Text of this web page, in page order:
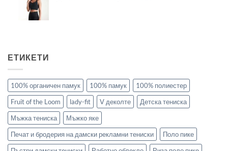
ЕТИКЕТИ
100% органичен памук 100% памук
100% полиестер
Fruit of the Loom
lady-fit V деколте
Детска тениска
Мъжка тениска
Мъжко яке
Печат и бродерия на дамски рекламни тениски
Поло пике